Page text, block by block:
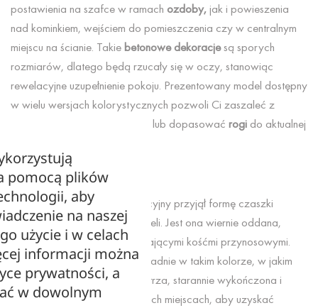
postawienia na szafce w ramach ozdoby,jak i powieszenia
nad kominkiem, wejściem do pomieszczenia czy w centralnym
miejscu na ścianie. Takiebetonowe dekoracjesą sporych
rozmiarów, dlatego będą rzucały się w oczy, stanowiąc
rewelacyjne uzupełnienie pokoju. Prezentowany model dostępny
w wielu wersjach kolorystycznych pozwoli Ci zaszaleć z
koncepcją na wystrój wnętrza lub dopasować rogi do aktualnej
Sztuczne rogi na ścianę
Przedstawiony model dekoracyjny przyjął formę czaszki
przypominającej czaszkę gazeli. Jest ona wiernie oddana,
włącznie z oczodołami i wystającymi kośćmi przynosowymi.
Ręcznie odlana z betonu, dokładnie w takim kolorze, w jakim
potrzebujesz dodatku do wnętrza, starannie wykończona i
wypolerowana w odpowiednich miejscach, aby uzyskać
pomocą plików
aby
na naszej
użycie i w celach
informacji można
prywatności, a
w dowolnym